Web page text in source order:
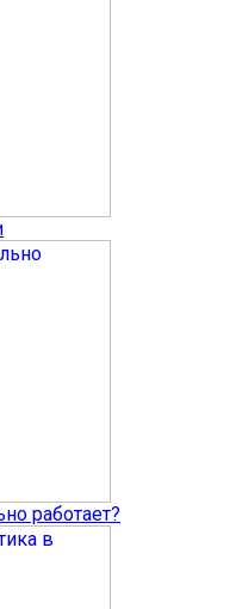
работает?